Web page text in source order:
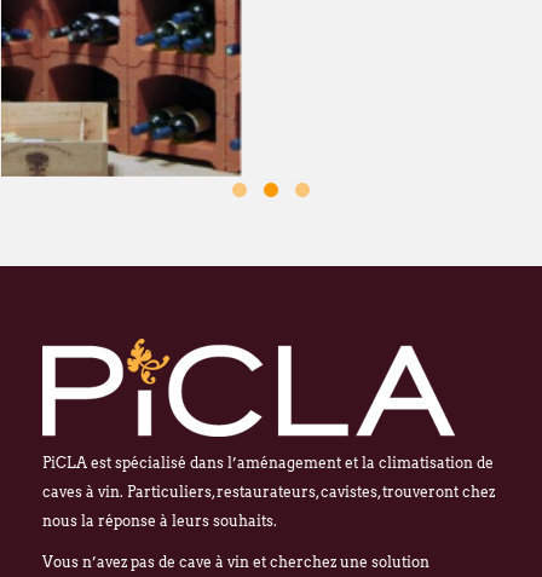
PiCLA est spécialisé dans l’aménagement et la climatisation de
caves à vin. Particuliers, restaurateurs, cavistes, trouveront chez
nous la réponse à leurs souhaits.
Vous n’avez pas de cave à vin et cherchez une solution